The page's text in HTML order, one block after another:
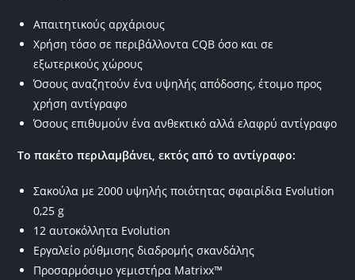
Απαιτητικούς αρχάριους
Χρήση τόσο σε περιβάλλοντα CQB όσο και σε
εξωτερικούς χώρους
Όσους αναζητούν ένα υψηλής απόδοσης, έτοιμο προς
χρήση αντίγραφο
Όσους επιθυμούν ένα ανθεκτικό αλλά ελαφρύ αντίγραφο
Το πακέτο περιλαμβάνει, εκτός από το αντίγραφο:
Σακούλα με 2000 υψηλής ποιότητας σφαιρίδια Evolution
0,25 g
12 αυτοκόλλητα Evolution
Εργαλείο ρύθμισης διαδρομής σκανδάλης
Προσαρμόσιμο γεμιστήρα Matrixx™